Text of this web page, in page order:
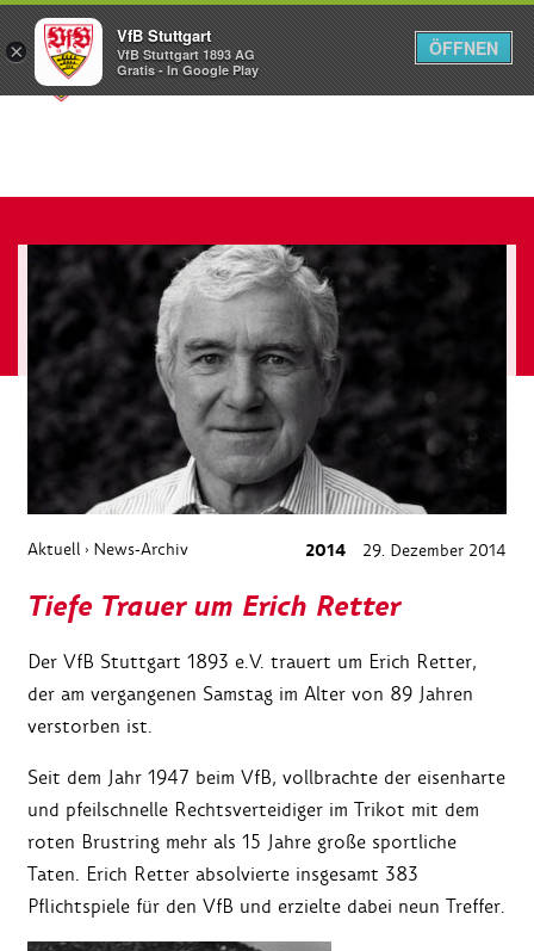
Menü
Aktuell › News-Archiv 2014 29. Dezember 2014
Tiefe Trauer um Erich Retter
Der VfB Stuttgart 1893 e.V. trauert um Erich Retter,
der am vergangenen Samstag im Alter von 89 Jahren
verstorben ist.
Seit dem Jahr 1947 beim VfB, vollbrachte der eisenharte
und pfeilschnelle Rechtsverteidiger im Trikot mit dem
roten Brustring mehr als 15 Jahre große sportliche
Taten. Erich Retter absolvierte insgesamt 383
Pflichtspiele für den VfB und erzielte dabei neun Treffer.
×
VfB Stuttgart
VfB Stuttgart 1893 AG
Gratis - In Google Play
ÖFFNEN